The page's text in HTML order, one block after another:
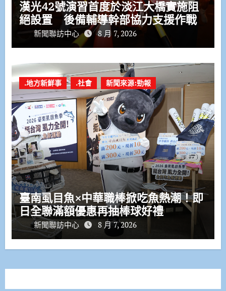
漢光42號演習首度於淡江大橋實施阻
絕設置 後備輔導幹部協力支援作戰
新聞聯訪中心 8 月 7, 2026
.地方新鮮事 .社會 新聞來源:勁報
臺南虱目魚×中華職棒掀吃魚熱潮！即
日全聯滿額優惠再抽棒球好禮
新聞聯訪中心 8 月 7, 2026